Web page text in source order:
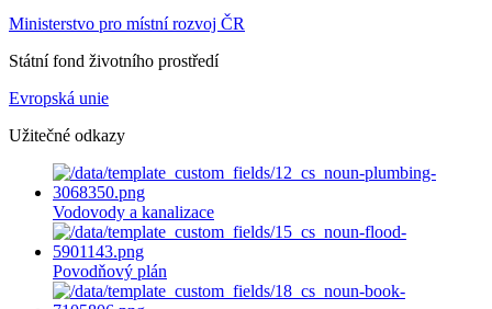
Ministerstvo pro místní rozvoj ČR
Státní fond životního prostředí
Evropská unie
Užitečné odkazy
Vodovody a kanalizace
Povodňový plán